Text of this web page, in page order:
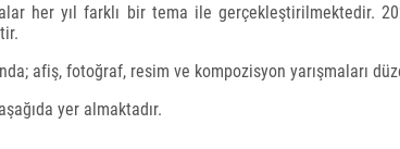
her yıl farklı bir tema ile gerçekleştirilmektedir.
afiş, fotoğraf, resim ve kompozisyon yarışmaları
yer almaktadır.